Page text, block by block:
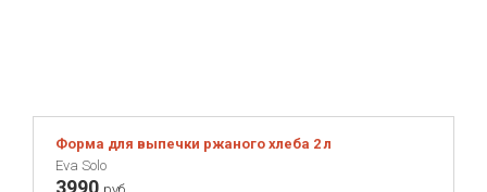
Форма для выпечки ржаного хлеба 2 л
Eva Solo
3990